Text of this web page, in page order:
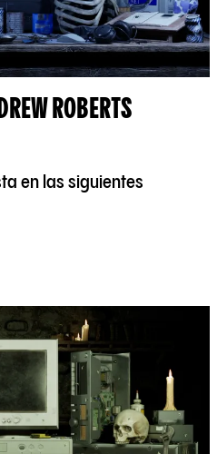
ROBERTS
en las siguientes